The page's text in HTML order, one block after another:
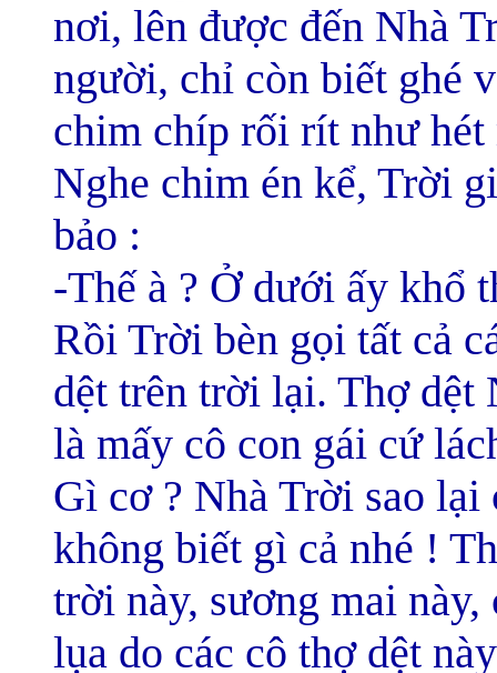
nơi, lên được đến Nhà
người, chỉ còn biết ghé
chim chíp rối rít như
Nghe chim én kể, Trời
bảo :
-Thế à ? Ở dưới ấy khổ
Rồi Trời bèn gọi tất cả
dệt trên trời lại. Thợ dệt
là mấy cô con gái cứ
Gì cơ ? Nhà Trời sao lại
không biết gì cả nhé !
trời này, sương mai này,
lụa do các cô thợ dệt